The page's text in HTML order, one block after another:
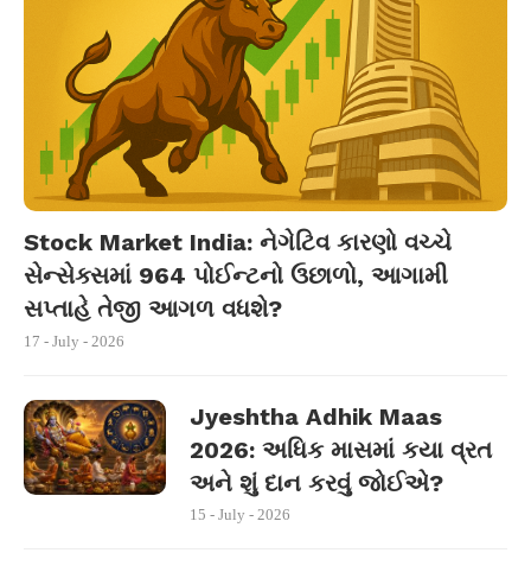
Stock Market India: નેગેટિવ કારણો વચ્ચે
સેન્સેક્સમાં 964 પોઈન્ટનો ઉછાળો, આગામી
સપ્તાહે તેજી આગળ વધશે?
17 - July - 2026
Jyeshtha Adhik Maas
2026: અધિક માસમાં કયા વ્રત
અને શું દાન કરવું જોઈએ?
15 - July - 2026